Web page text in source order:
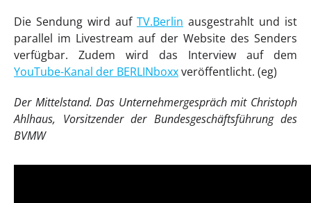
Die Sendung wird auf TV.Berlin ausgestrahlt und ist
parallel im Livestream auf der Website des Senders
verfügbar. Zudem wird das Interview auf dem
YouTube-Kanal der BERLINboxxveröffentlicht. (eg)
Der Mittelstand. Das Unternehmergespräch mit Christoph
Ahlhaus, Vorsitzender der Bundesgeschäftsführung des
BVMW